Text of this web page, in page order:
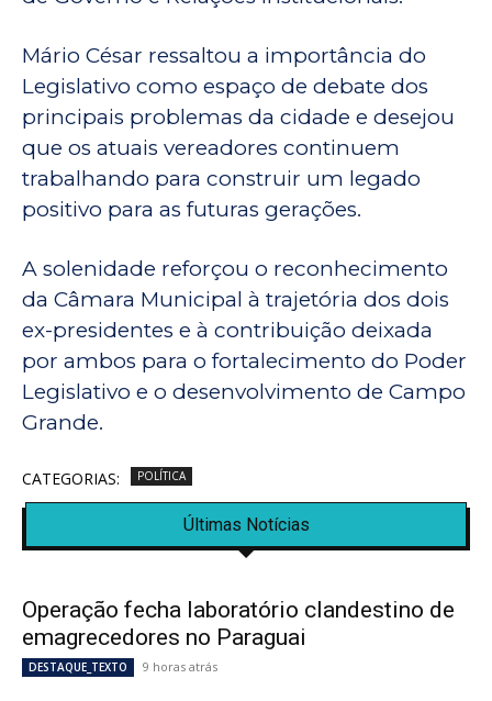
Mário César ressaltou a importância do
Legislativo como espaço de debate dos
principais problemas da cidade e desejou
que os atuais vereadores continuem
trabalhando para construir um legado
positivo para as futuras gerações.
A solenidade reforçou o reconhecimento
da Câmara Municipal à trajetória dos dois
ex-presidentes e à contribuição deixada
por ambos para o fortalecimento do Poder
Legislativo e o desenvolvimento de Campo
Grande.
CATEGORIAS: POLÍTICA
Últimas Notícias
Operação fecha laboratório clandestino de
emagrecedores no Paraguai
DESTAQUE_TEXTO 9 horas atrás